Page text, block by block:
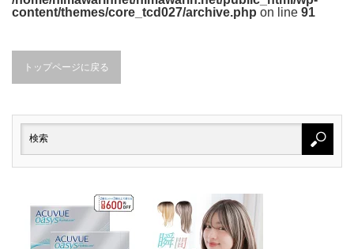
content/themes/core_tcd027/archive.php on line 91
トップページに戻る